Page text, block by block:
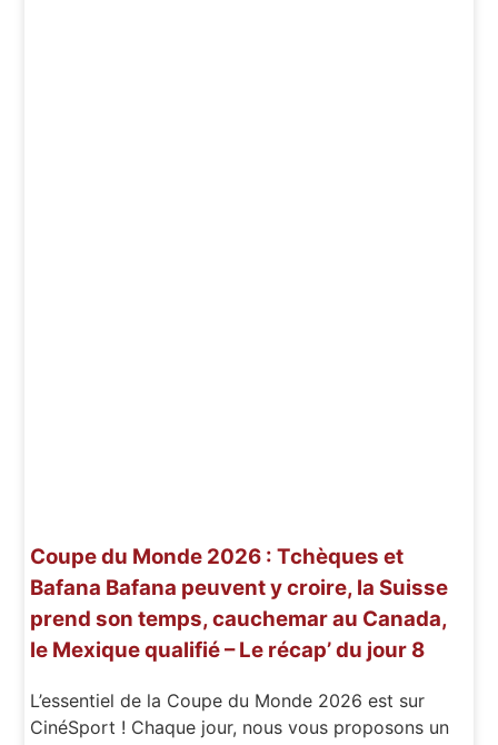
Coupe du Monde 2026 : Tchèques et
Bafana Bafana peuvent y croire, la Suisse
prend son temps, cauchemar au Canada,
le Mexique qualifié – Le récap’ du jour 8
L’essentiel de la Coupe du Monde 2026 est sur
CinéSport ! Chaque jour, nous vous proposons un